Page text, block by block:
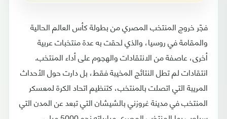
فجّر خروج المنتخب المصري من بطولة كأس العالم الحالية
والمقامة في روسيا، والذي لحقت به عدة منتخبات عربية
أخرى، عاصفة من الانتقادات والهجوم على أداء المنتخب.
انتقادات لم تطل النتائج المخيبة فقط، بل دارت حول الأحداث
المريبة التي اتصلت بالمنتخب، كتنظيم اتحاد الكرة لمعسكر
المنتخب في مدينة غروزني بالشيشان التي تبعد عن المدن التي